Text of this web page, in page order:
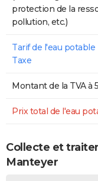
protection de la
pollution, etc.)
Tarif de l'eau potable
Taxe
Montant de la TVA à
Prix total de l'eau
Collecte et
Manteyer